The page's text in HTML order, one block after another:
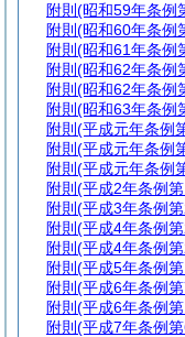
附則 (昭和59年条例
附則 (昭和60年条例
附則 (昭和61年条例
附則 (昭和62年条例
附則 (昭和62年条例
附則 (昭和63年条例
附則 (平成元年条例
附則 (平成元年条例
附則 (平成元年条例
附則 (平成2年条例
附則 (平成3年条例
附則 (平成4年条例
附則 (平成4年条例
附則 (平成5年条例
附則 (平成6年条例
附則 (平成6年条例
附則 (平成7年条例